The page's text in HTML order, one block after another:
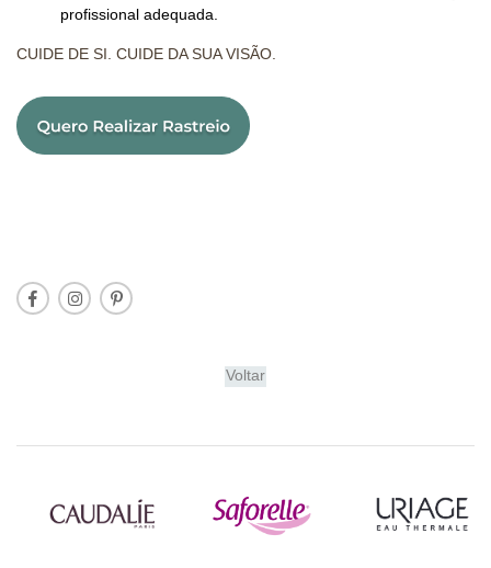
profissional adequada.
CUIDE DE SI. CUIDE DA SUA VISÃO.
Voltar